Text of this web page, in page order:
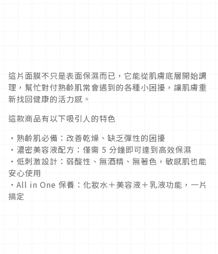
這片面膜不只是表面保濕而已，它能從肌膚底層開始調
理，幫忙對付熟齡肌常會遇到的各種小困擾，讓肌膚重
新找回健康的活力感。
這款商品有以下吸引人的特色
・熟齡肌必備：改善乾燥、缺乏彈性的困擾
・濃密美容液配方：僅需 5 分鐘即可達到高效保濕
・低刺激設計：弱酸性、無酒精、無著色，敏感肌也能
安心使用
・All in One 保養：化妝水＋美容液＋乳液功能，一片
搞定